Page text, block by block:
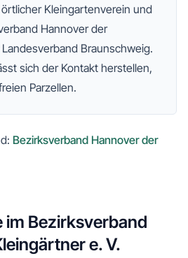
Kleingartenverein und
Hannover der
Landesverband Braunschweig.
sich der Kontakt herstellen,
Parzellen.
Bezirksverband Hannover der
im Bezirksverband
e. V.